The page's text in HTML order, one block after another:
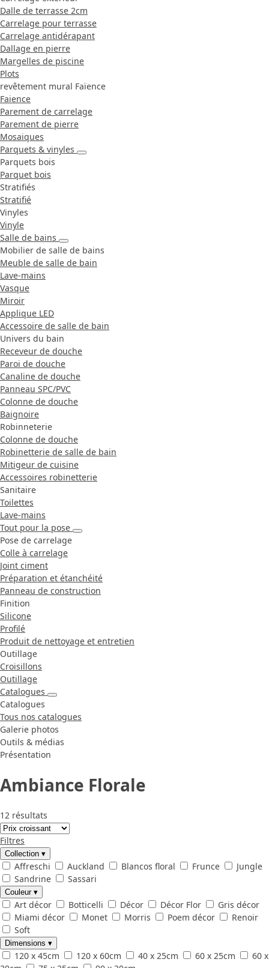
Dalle de terrasse 2cm
Carrelage pour terrasse
Carrelage antidérapant
Dallage en pierre
Margelles de piscine
Plots
revêtement mural Faïence
Faience
Parement de carrelage
Parement de pierre
Mosaiques
Parquets & vinyles
Parquets bois
Parquet bois
Stratifiés
Stratifié
Vinyles
Vinyle
Salle de bains
Mobilier de salle de bains
Meuble de salle de bain
Lave-mains
Vasque
Miroir
Applique LED
Accessoire de salle de bain
Univers du bain
Receveur de douche
Paroi de douche
Canaline de douche
Panneau SPC/PVC
Colonne de douche
Baignoire
Robinneterie
Colonne de douche
Robinetterie de salle de bain
Mitigeur de cuisine
Accessoires robinetterie
Sanitaire
Toilettes
Lave-mains
Tout pour la pose
Pose de carrelage
Colle à carrelage
Joint ciment
Préparation et étanchéité
Panneau de construction
Finition
Silicone
Profilé
Produit de nettoyage et entretien
Outillage
Croisillons
Outillage
Catalogues
Catalogues
Tous nos catalogues
Galerie photos
Outils & médias
Présentation
Ambiance Florale
12 résultats
Filtres
Collection ▾
Affreschi Auckland Blancos floral Frunce
Jungle
Sandrine
Sassari
Couleur ▾
Art décor Botticelli Décor Décor Flor
Gris décor
Miami décor
Monet Morris Poem décor
Renoir
Soft
Dimensions ▾
120 x 45cm 120 x 60cm 40 x 25cm 60 x 25cm
60 x